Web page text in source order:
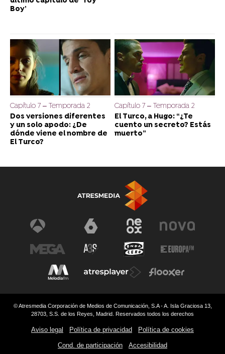
Boy’
Capítulo 7 – Temporada 2
Dos versiones diferentes
y un solo apodo: ¿De
dónde viene el nombre de
El Turco?
Capítulo 7 – Temporada 2
El Turco, a Hugo: “¿Te
cuento un secreto? Estás
muerto”
© Atresmedia Corporación de Medios de Comunicación, S.A - A. Isla Graciosa 13,
28703, S.S. de los Reyes, Madrid. Reservados todos los derechos
Aviso legal Política de privacidad Política de cookies
Cond. de participación Accesibilidad